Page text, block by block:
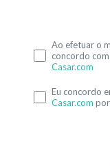
Ao efetuar o
concordo
Casar.com
Eu concordo
Casar.com